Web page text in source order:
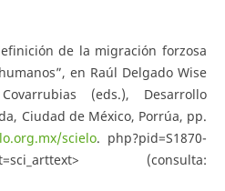
de la migración forzosa
en Raúl Delgado Wise
(eds.), Desarrollo
Ciudad de México, Porrúa, pp.
scielo. php?pid=S1870-
(consulta: